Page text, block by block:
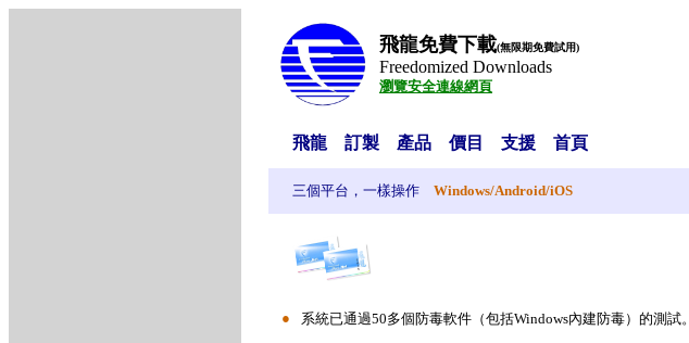
飛龍免費下載(無限期免費試用)
Freedomized Downloads
瀏覽安全連線網頁
飛龍 訂製 產品 價目 支援 首頁
三個平台，一樣操作 Windows/Android/iOS
● 系統已通過50多個防毒軟件（包括Windows內建防毒）的測試。